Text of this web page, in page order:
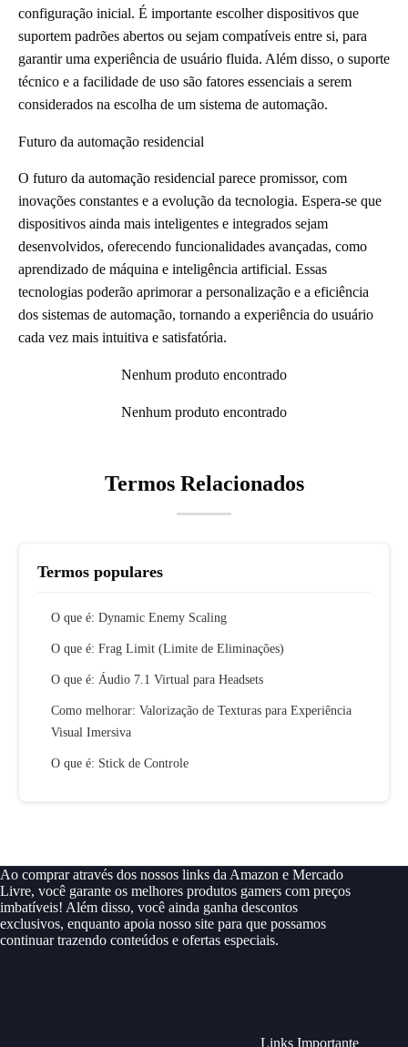
configuração inicial. É importante escolher dispositivos que
suportem padrões abertos ou sejam compatíveis entre si, para
garantir uma experiência de usuário fluida. Além disso, o suporte
técnico e a facilidade de uso são fatores essenciais a serem
considerados na escolha de um sistema de automação.
Futuro da automação residencial
O futuro da automação residencial parece promissor, com
inovações constantes e a evolução da tecnologia. Espera-se que
dispositivos ainda mais inteligentes e integrados sejam
desenvolvidos, oferecendo funcionalidades avançadas, como
aprendizado de máquina e inteligência artificial. Essas
tecnologias poderão aprimorar a personalização e a eficiência
dos sistemas de automação, tornando a experiência do usuário
cada vez mais intuitiva e satisfatória.
Nenhum produto encontrado
Nenhum produto encontrado
Termos Relacionados
Termos populares
O que é: Dynamic Enemy Scaling
O que é: Frag Limit (Limite de Eliminações)
O que é: Áudio 7.1 Virtual para Headsets
Como melhorar: Valorização de Texturas para Experiência
Visual Imersiva
O que é: Stick de Controle
Ao comprar através dos nossos links da Amazon e Mercado
Livre, você garante os melhores produtos gamers com preços
imbatíveis! Além disso, você ainda ganha descontos
exclusivos, enquanto apoia nosso site para que possamos
continuar trazendo conteúdos e ofertas especiais.
Links Importante